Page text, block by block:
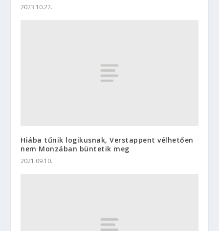
2023.10.22.
Hiába tűnik logikusnak, Verstappent vélhetően
nem Monzában büntetik meg
2021.09.10.